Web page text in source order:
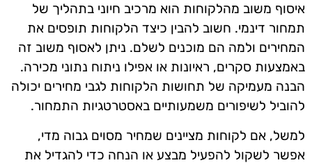
איסוף משוב מהלקוחות הוא מרכיב חיוני בתהליך של
תמחור דינמי. חשוב להבין כיצד הלקוחות תופסים את
המחירים ולמה הם מוכנים לשלם. ניתן לאסוף משוב זה
באמצעות סקרים, ראיונות או אפילו ניתוח נתוני מכירה.
הבנה מעמיקה של תחושות הלקוחות לגבי מחירים יכולה
להוביל לשיפורים משמעותיים באסטרטגיות התמחור.
למשל, אם לקוחות מציינים שמחיר מסוים גבוה מדי,
אפשר לשקול להפעיל מבצע או הנחה כדי להגדיל את